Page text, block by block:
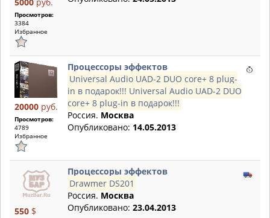
5000 руб.
Просмотров:
3384
Избранное
20000 руб.
Просмотров:
4789
Избранное
Процессоры эффектов
Universal Audio UAD-2 DUO core+ 8 plug-
in в подарок!!! Universal Audio UAD-2 DUO
core+ 8 plug-in в подарок!!!
Россия. Москва
Опубликовано: 14.05.2013
550 $
Процессоры эффектов
Drawmer DS201
Россия. Москва
Опубликовано: 23.04.2013